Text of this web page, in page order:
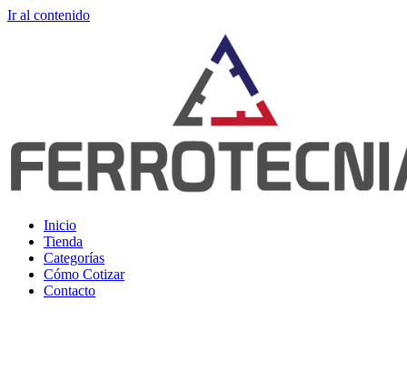
Ir al contenido
Inicio
Tienda
Categorías
Cómo Cotizar
Contacto